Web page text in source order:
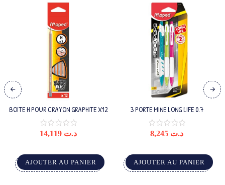
BOITE H POUR CRAYON GRAPHITE X12
د.ت
AJOUTER AU PANIER
3 PORTE MINE LONG LIFE 0.7
د.ت
AJOUTER AU PANIER